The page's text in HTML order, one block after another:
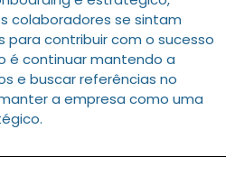
colaboradores se sintam
para contribuir com o sucesso
é continuar mantendo a
e buscar referências no
a empresa como uma